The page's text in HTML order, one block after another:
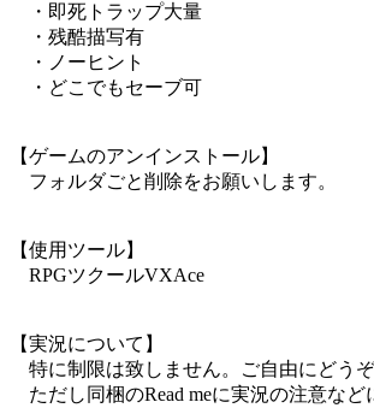
・即死トラップ大量
・残酷描写有
・ノーヒント
・どこでもセーブ可
【ゲームのアンインストール】
フォルダごと削除をお願いします。
【使用ツール】
RPGツクールVXAce
【実況について】
特に制限は致しません。ご自由にどうぞ
ただし同梱のRead meに実況の注意な